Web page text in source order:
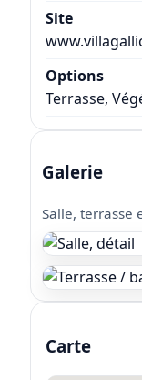
Site
Options
Terrasse,
Galerie
Salle, terrasse
Carte